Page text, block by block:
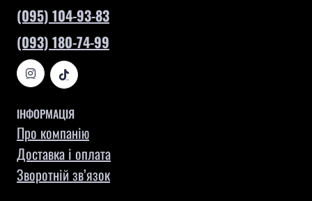
(095) 104-93-83
(093) 180-74-99
ІНФОРМАЦІЯ
Про компанію
Доставка і оплата
Зворотній зв’язок